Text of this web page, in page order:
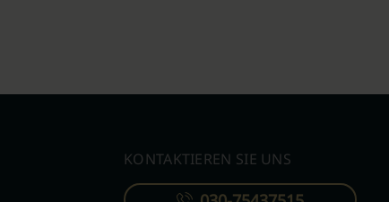
KONTAKTIEREN SIE UNS